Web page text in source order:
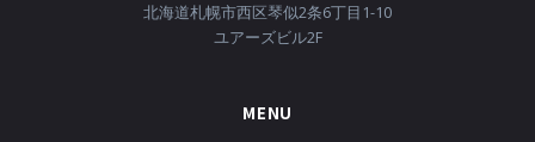
北海道札幌市西区琴似2条6丁目1-10
ユアーズビル2F
MENU